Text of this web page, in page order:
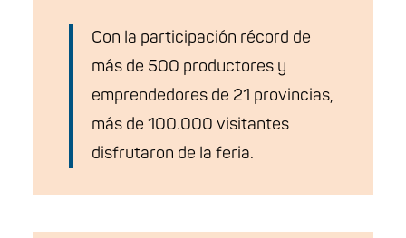
Con la participación récord de
más de 500 productores y
emprendedores de 21 provincias,
más de 100.000 visitantes
disfrutaron de la feria.